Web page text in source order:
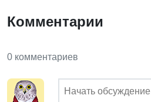
Комментарии
0 комментариев